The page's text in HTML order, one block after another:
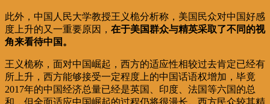
此外，中国人民大学教授王义桅分析称，美国民众对中国好感
度上升的又一重要原因， 在于美国群众与精英采取了不同的视
角来看待中国。
王义桅称，面对中国崛起，西方的适应性相较过去肯定已经有
所上升，西方能够接受一定程度上的中国话语权增加，毕竟
2017年的中国经济总量已经是英国、印度、法国等六国的总
和，但全面适应中国崛起的过程仍将很漫长。西方民众较其精